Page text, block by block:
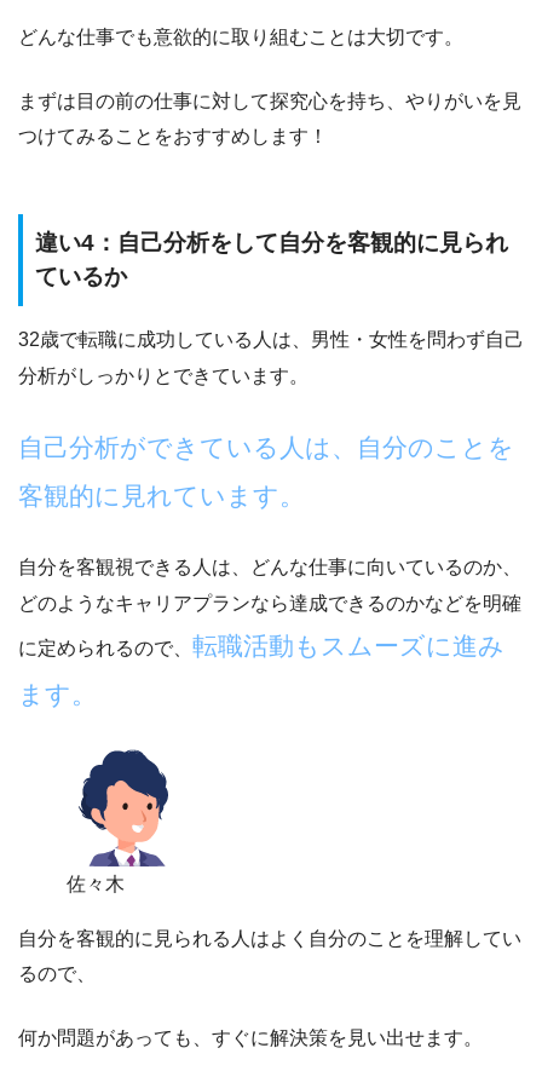
どんな仕事でも意欲的に取り組むことは大切です。
まずは目の前の仕事に対して探究心を持ち、やりがいを見
つけてみることをおすすめします！
違い4：自己分析をして自分を客観的に見られ
ているか
32歳で転職に成功している人は、男性・女性を問わず自己
分析がしっかりとできています。
自己分析ができている人は、自分のことを
客観的に見れています。
自分を客観視できる人は、
どんな仕事に向いているのか、
どのようなキャリアプランなら達成できるのかなどを明確
に定められるので、 転職活動もスムーズに進み
ます。
佐々木
自分を客観的に見られる人はよく自分のことを理解してい
るので、
何か問題があっても、すぐに解決策を見い出せます。